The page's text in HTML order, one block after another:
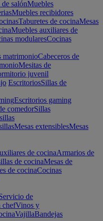
de salónMuebles
Muebles recibidores
Taburetes de cocinaMesas
Muebles auxiliares de
modularesCocinas
matrimonioCabeceros de
Mesitas de
juvenil
EscritoriosSillas de
Escritorios gaming
comedorSillas
Mesas extensiblesMesas
de cocinaArmarios de
de cocinaMesas de
de cocinaCocinas
de
chefVinos y
VajillaBandejas